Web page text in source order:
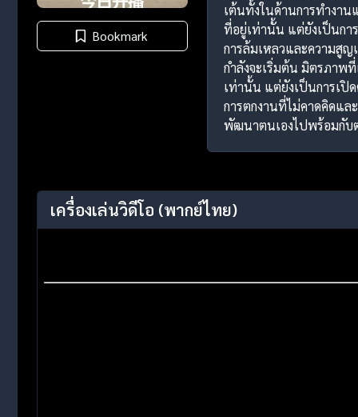
Bookmark
เต้นทั้งในด้านการทำงาน
ที่อยู่เท่านั้น แต่ยังเป็นกา
การล้มเหลวและความสูญ
กำลังจะเริ่มต้น มิตรภาพ
เท่านั้น แต่ยังเป็นการเปิ
การตกงานที่ไม่คาดคิดแล
พัฒนาตนเองไปพร้อมกับ
เครื่องเล่นวิดีโอ (พากย์ไทย)